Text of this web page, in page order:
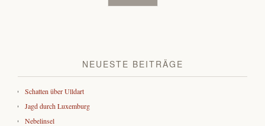
NEUESTE BEITRÄGE
Schatten über Ulldart
Jagd durch Luxemburg
Nebelinsel